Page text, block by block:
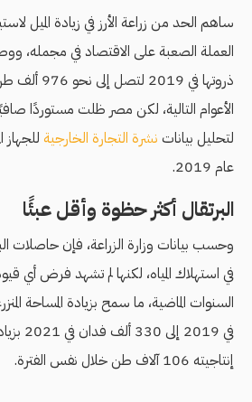
ساهم الحد من زراعة الأرز في زيادة الميل
العملة الصعبة على الاقتصاد في مجمله،
ذروتها في
الأعوام التالية، لكن مصر ظلت مستوردًا
لتحليل بيانات نشرة التجارة الخارجية للجهاز
عام 2019.
البرتقال أكثر حظوة وأقل عبئًا
وحسب بيانات وزارة الزراعة، فإن حاصلات
في استهلاك المياه، لكنها لم تشهد فرض أي
إنتاجيته 106 آلاف طن خلال نفس الفترة.